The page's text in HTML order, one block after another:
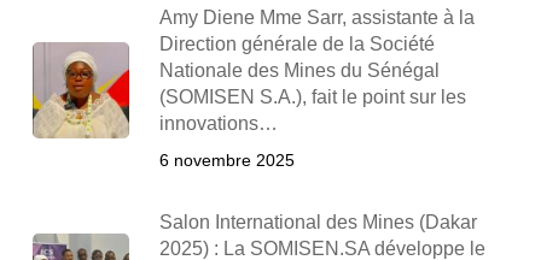
Amy Diene Mme Sarr, assistante à la
Direction générale de la Société
Nationale des Mines du Sénégal
(SOMISEN S.A.), fait le point sur les
innovations…
6 novembre 2025
Salon International des Mines (Dakar
2025) : La SOMISEN.SA développe le